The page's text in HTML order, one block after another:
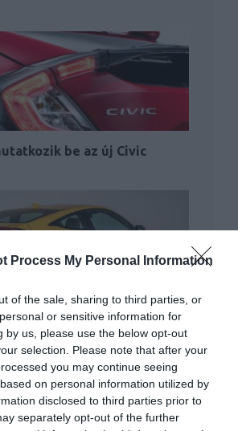
Process My Personal Information
of the sale, sharing to third parties, or
or sensitive information for
by us, please use the below opt-out
selection. Please note that after your
you may continue seeing
on personal information utilized by
disclosed to third parties prior to
separately opt-out of the further
be az új Civic
verzió